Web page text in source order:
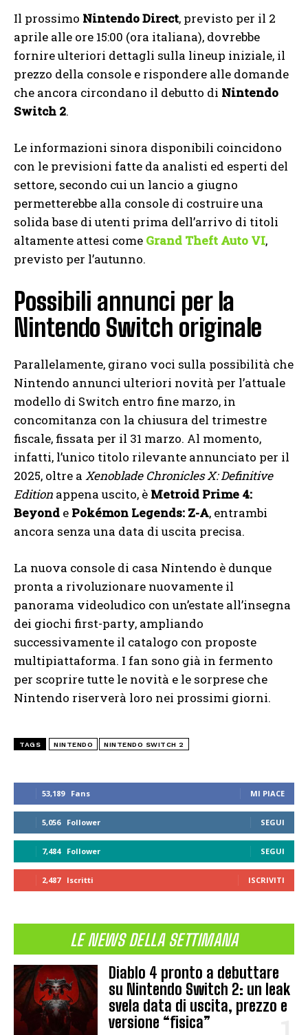
53,189 Fans MI PIACE
5,056 Follower SEGUI
7,484 Follower SEGUI
2,487 Iscritti ISCRIVITI
LE NEWS DELLA SETTIMANA
Diablo 4 pronto a debuttare
su Nintendo Switch 2: un leak
svela data di uscita, prezzo e
versione “fisica”
Il prossimo Nintendo Direct, previsto per il 2
aprile alle ore 15:00 (ora italiana), dovrebbe
fornire ulteriori dettagli sulla lineup iniziale, il
prezzo della console e rispondere alle domande
che ancora circondano il debutto di Nintendo
Switch 2.
Le informazioni sinora disponibili coincidono
con le previsioni fatte da analisti ed esperti del
settore, secondo cui un lancio a giugno
permetterebbe alla console di costruire una
solida base di utenti prima dell’arrivo di titoli
altamente attesi come Grand Theft Auto VI,
previsto per l’autunno.
Possibili annunci per la
Nintendo Switch originale
Parallelamente, girano voci sulla possibilità che
Nintendo annunci ulteriori novità per l’attuale
modello di Switch entro fine marzo, in
concomitanza con la chiusura del trimestre
fiscale, fissata per il 31 marzo. Al momento,
infatti, l’unico titolo rilevante annunciato per il
2025, oltre a Xenoblade Chronicles X: Definitive
Edition appena uscito, è Metroid Prime 4:
Beyond e Pokémon Legends: Z-A, entrambi
ancora senza una data di uscita precisa.
La nuova console di casa Nintendo è dunque
pronta a rivoluzionare nuovamente il
panorama videoludico con un’estate all’insegna
dei giochi first-party, ampliando
successivamente il catalogo con proposte
multipiattaforma. I fan sono già in fermento
per scoprire tutte le novità e le sorprese che
Nintendo riserverà loro nei prossimi giorni.
TAGS NINTENDO NINTENDO SWITCH 2